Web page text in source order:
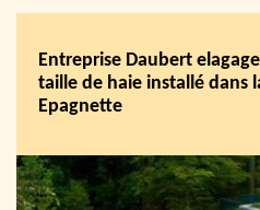
Entreprise Daubert
taille de haie installé dans
Epagnette